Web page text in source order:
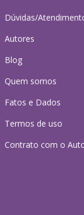
Dúvidas/
Autores
Blog
Quem somos
Fatos e Dados
Termos de uso
Contrato com o